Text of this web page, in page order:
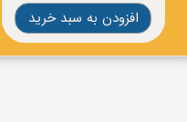
افزودن به سبد خرید